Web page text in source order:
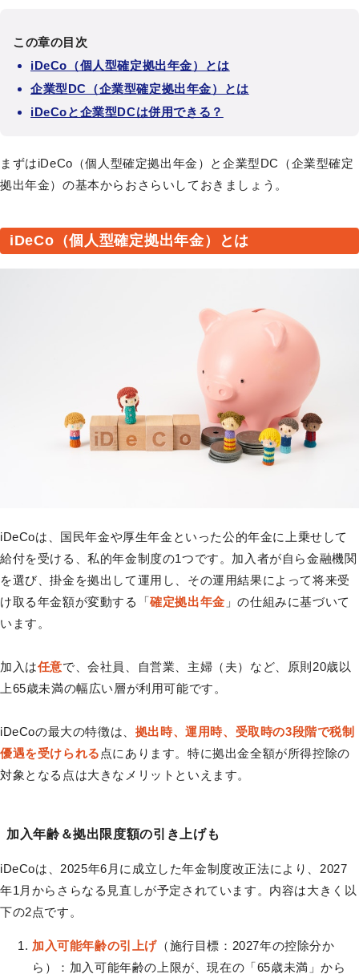
この章の目次
iDeCo（個人型確定拠出年金）とは
企業型DC（企業型確定拠出年金）とは
iDeCoと企業型DCは併用できる？
まずはiDeCo（個人型確定拠出年金）と企業型DC（企業型確定
拠出年金）の基本からおさらいしておきましょう。
iDeCo（個人型確定拠出年金）とは
iDeCoは、国民年金や厚生年金といった公的年金に上乗せして
給付を受ける、私的年金制度の1つです。加入者が自ら金融機関
を選び、掛金を拠出して運用し、その運用結果によって将来受
け取る年金額が変動する「確定拠出年金 」の仕組みに基づいて
います。
加入は任意で、会社員、自営業、主婦（夫）など、原則20歳以
上65歳未満の幅広い層が利用可能です。
iDeCoの最大の特徴は、 拠出時、運用時、受取時の3段階で税制
優遇を受けられる 点にあります。特に拠出金全額が所得控除の
対象となる点は大きなメリットといえます。
加入年齢＆拠出限度額の引き上げも
iDeCoは、2025年6月に成立した年金制度改正法により、2027
年1月からさらなる見直しが予定されています。内容は大きく以
下の2点です。
加入可能年齢の引上げ （施行目標：2027年の控除分か
ら）：加入可能年齢の上限が、現在の「65歳未満」から